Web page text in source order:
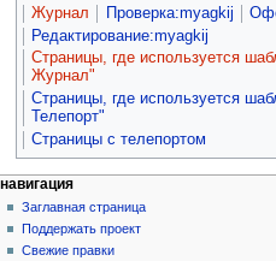
Журнал
Проверка:myagkij
Редактирование:myagkij
Страницы, где используется
Журнал"
Страницы, где используется
Телепорт"
Страницы с телепортом
навигация
Заглавная страница
Поддержать проект
Свежие правки